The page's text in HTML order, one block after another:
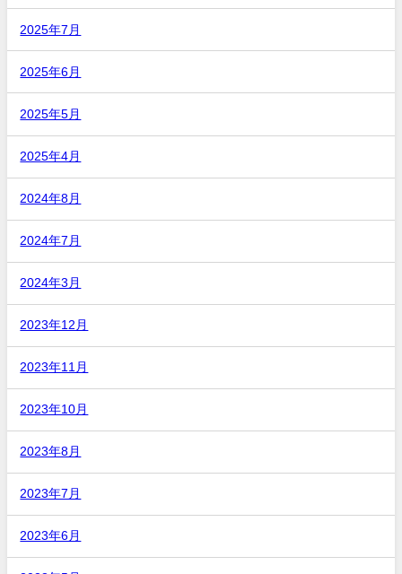
2025年7月
2025年6月
2025年5月
2025年4月
2024年8月
2024年7月
2024年3月
2023年12月
2023年11月
2023年10月
2023年8月
2023年7月
2023年6月